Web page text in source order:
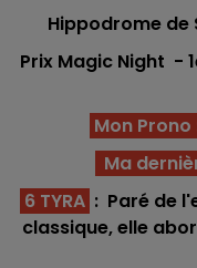
Hippodrome de
Prix Magic Night -
Mon Prono
Ma
6 TYRA : Paré de
classique, elle